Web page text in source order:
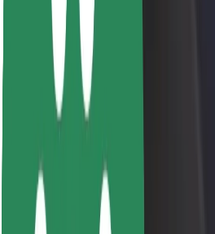
Naše poslání
Vztahy s investory
Vedení
Značka
Bezpečnost cestujících